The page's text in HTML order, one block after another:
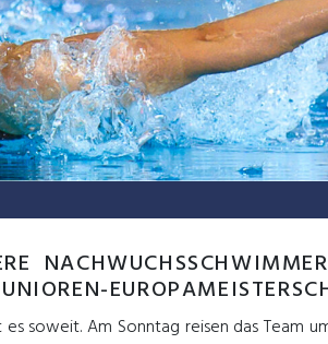
es soweit. Am Sonntag reisen das Team